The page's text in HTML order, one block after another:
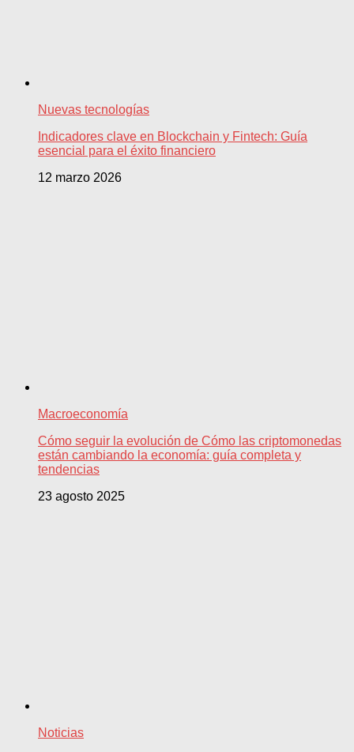
Nuevas tecnologías
Indicadores clave en Blockchain y Fintech: Guía
esencial para el éxito financiero
12 marzo 2026
Macroeconomía
Cómo seguir la evolución de Cómo las criptomonedas
están cambiando la economía: guía completa y
tendencias
23 agosto 2025
Noticias